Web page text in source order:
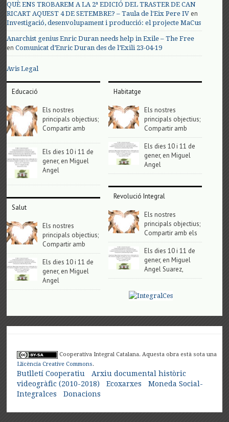
QUÈ ENS TROBAREM A LA 2ª EDICIÓ DEL TRASTER DE CAN
RICART AQUEST 4 DE SETEMBRE? – Taula de l'Eix Pere IV en
Investigació, desenvolupament i producció: el projecte MaCus
Anarchist genius Enric Duran needs help in Exile – The Free
enComunicat d’Enric Duran des de l’Exili 23-04-19
Avis Legal
Educació
Els nostres
principals objectius;
Compartir amb
Els dies 10 i 11 de
gener, en Miguel
Angel
Salut
Els nostres
principals objectius;
Compartir amb
Els dies 10 i 11 de
gener, en Miguel
Angel
Habitatge
Els nostres
principals objectius;
Compartir amb
Els dies 10 i 11 de
gener, en Miguel
Angel
Revolució Integral
Els nostres
principals objectius;
Compartir amb els
Els dies 10 i 11 de
gener, en Miguel
Angel Suarez,
Cooperativa Integral Catalana. Aquesta obra està sota una
Llicència Creative Commons.
Butlletí Cooperatiu
Arxiu documental històric
videogràfic (2010-2018)
Ecoxarxes
Moneda Social-
Integralces
Donacions